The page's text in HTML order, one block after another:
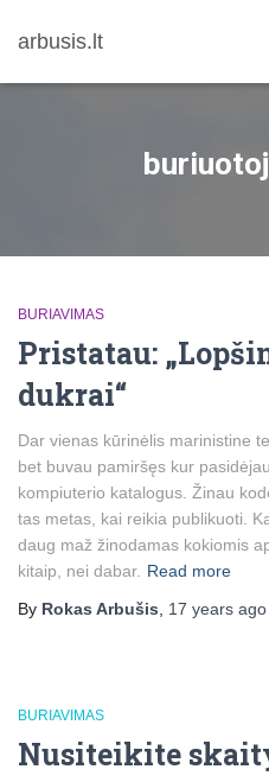
arbusis.lt
BURIAVIMAS
Pristatau:
dukrai“
Dar vienas kūrinėlis marinistine
bet buvau pamiršęs kur
kompiuterio katalogus. Žinau
tas metas, kai reikia publikuoti.
daug maž žinodamas kokiomis
kitaip, nei dabar. Read more
By Rokas Arbušis 17 years ago
BURIAVIMAS
Nusiteikite